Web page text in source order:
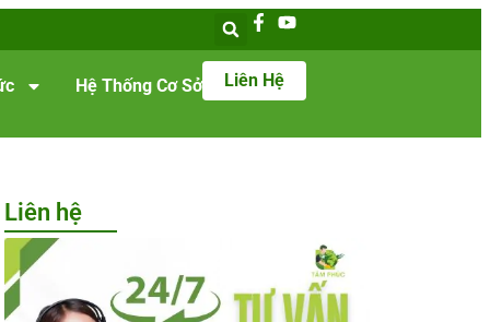
Hệ Thống Cơ Sở Liên Hệ
Liên hệ